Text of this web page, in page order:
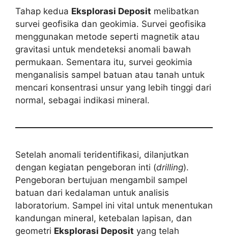
Tahap kedua Eksplorasi Deposit melibatkan
survei geofisika dan geokimia. Survei geofisika
menggunakan metode seperti magnetik atau
gravitasi untuk mendeteksi anomali bawah
permukaan. Sementara itu, survei geokimia
menganalisis sampel batuan atau tanah untuk
mencari konsentrasi unsur yang lebih tinggi dari
normal, sebagai indikasi mineral.
Setelah anomali teridentifikasi, dilanjutkan
dengan kegiatan pengeboran inti (drilling).
Pengeboran bertujuan mengambil sampel
batuan dari kedalaman untuk analisis
laboratorium. Sampel ini vital untuk menentukan
kandungan mineral, ketebalan lapisan, dan
geometri Eksplorasi Deposit yang telah